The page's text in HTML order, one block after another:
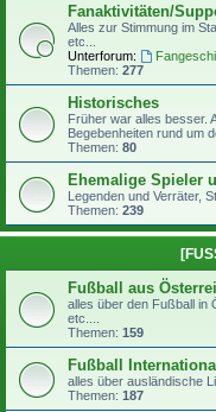
Fanaktivitäten/
Alles zur Stimmung im
etc...
Unterforum:
Themen: 277
Historisches
Früher war alles besser.
Begebenheiten rund um
Themen: 80
Ehemalige Spieler
Legenden und Verräter,
Themen: 239
Fußball aus
alles über den Fußball in
etc....
Themen: 159
Fußball
alles über ausländische
Themen: 187